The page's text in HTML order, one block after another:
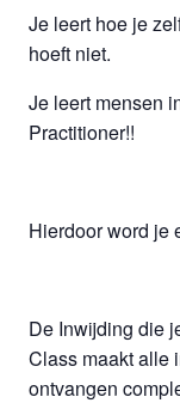
Je leert hoe je
hoeft niet.
Je leert mensen
Practitioner!!
Hierdoor word je
De Inwijding die
Class maakt alle
ontvangen